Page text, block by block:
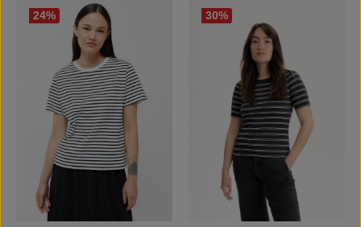
24% 30%